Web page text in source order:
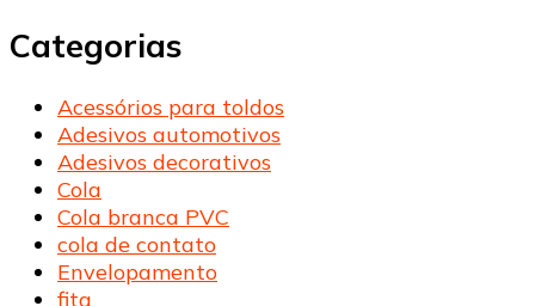
Categorias
Acessórios para toldos
Adesivos automotivos
Adesivos decorativos
Cola
Cola branca PVC
cola de contato
Envelopamento
fita